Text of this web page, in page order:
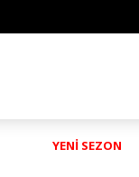
YENİ SEZON